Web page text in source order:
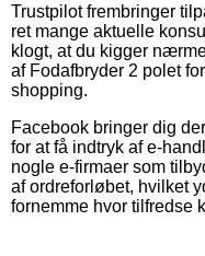
Trustpilot frembringer
ret mange aktuelle
klogt, at du kigger
af Fodafbryder 2 polet
shopping.
Facebook bringer dig
for at få indtryk af e-
nogle e-firmaer som
af ordreforløbet, hvilket
fornemme hvor tilfredse